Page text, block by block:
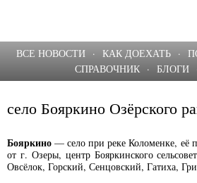
ВСЕ НОВОСТИ · КАК ДОЕХАТЬ ·
СПРАВОЧНИК
· БЛОГИ
село Бояркино Озёрского
Бояркино— село при реке Коломенке, её
от г. Озеры, центр Бояркинского
Овсёлок, Горский, Сенцовский, Гатиха,